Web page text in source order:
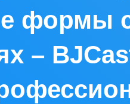
формы
–